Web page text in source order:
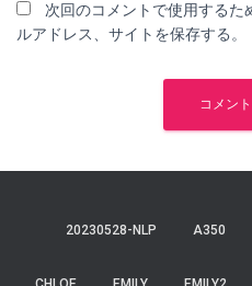
次回のコメントで使用するた
ルアドレス、サイトを保存する。
20230528-NLP A350